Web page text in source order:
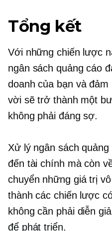
Tổng kết
Với những chiến lược
ngân sách quảng cáo
doanh của bạn và
vời sẽ trở thành một
không phải đáng sợ.
Xử lý ngân sách
đến tài chính mà còn
chuyển những giá trị
thành các chiến lược
không cần phải diễn
để phát triển.